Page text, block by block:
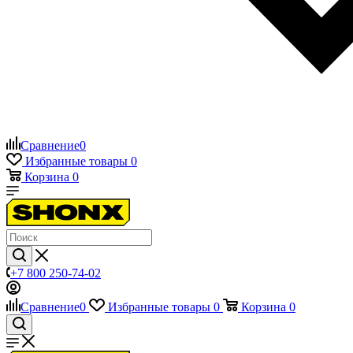
Сравнение0
Избранные товары 0
Корзина 0
+7 800 250-74-02
Сравнение0 Избранные товары 0 Корзина 0